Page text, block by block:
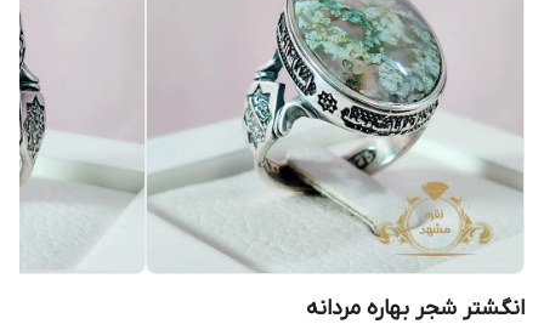
انگشتر شجر بهاره مردانه